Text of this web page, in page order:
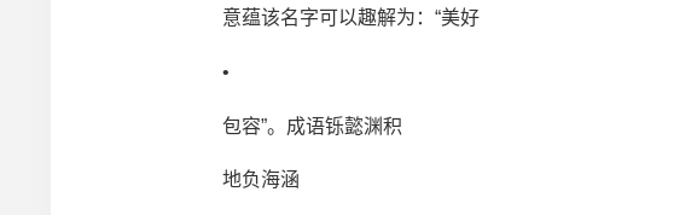
意蕴该名字可以趣解为：“美好
•
包容”。成语铄懿渊积
地负海涵